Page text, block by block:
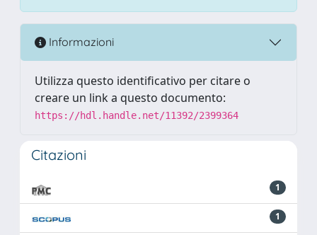
Informazioni
Utilizza questo identificativo per citare o
creare un link a questo documento:
https://hdl.handle.net/11392/2399364
Citazioni
1
1